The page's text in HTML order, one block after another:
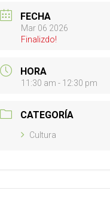
FECHA
Mar 06 2026
Finalizdo!
HORA
11:30 am - 12:30 pm
CATEGORÍA
Cultura